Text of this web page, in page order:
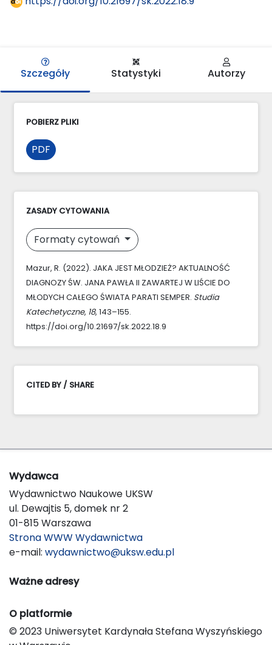
Szczegóły Statystyki Autorzy
POBIERZ PLIKI
PDF
ZASADY CYTOWANIA
Formaty cytowań
Mazur, R. (2022). JAKA JEST MŁODZIEŻ? AKTUALNOŚĆ
DIAGNOZY ŚW. JANA PAWŁA II ZAWARTEJ W LIŚCIE DO
MŁODYCH CAŁEGO ŚWIATA PARATI SEMPER. Studia
Katechetyczne, 18, 143–155.
https://doi.org/10.21697/sk.2022.18.9
CITED BY / SHARE
Wydawca
Wydawnictwo Naukowe UKSW
ul. Dewajtis 5, domek nr 2
01-815 Warszawa
Strona WWW Wydawnictwa
e-mail: wydawnictwo@uksw.edu.pl
Ważne adresy
O platformie
© 2023 Uniwersytet Kardynała Stefana Wyszyńskiego